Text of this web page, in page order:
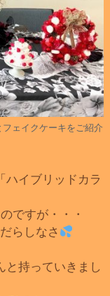
ェイクケーキをご紹介
ハイブリッドカラ
ですが・・・
らしなさ
と持っていきまし